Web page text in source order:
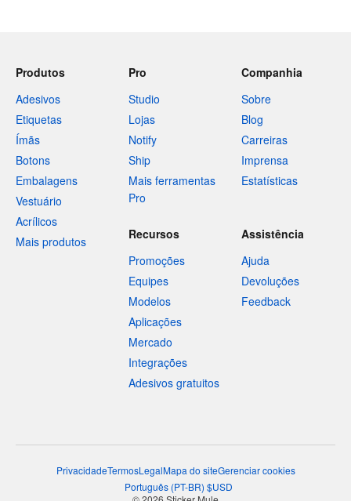
Produtos
Adesivos
Etiquetas
Ímãs
Botons
Embalagens
Vestuário
Acrílicos
Mais produtos
Pro
Studio
Lojas
Notify
Ship
Mais ferramentas
Pro
Companhia
Sobre
Blog
Carreiras
Imprensa
Estatísticas
Recursos
Promoções
Equipes
Modelos
Aplicações
Mercado
Integrações
Adesivos gratuitos
Assistência
Ajuda
Devoluções
Feedback
PrivacidadeTermosLegalMapa do siteGerenciar cookies
Português (PT-BR) $USD